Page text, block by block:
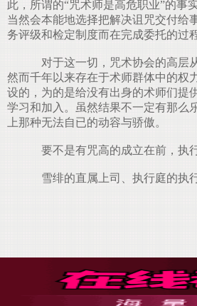
此，所谓的“咒术师是高危职业”的事
当然会本能地选择把解决诅咒交付给
务评级和检定制度而在完成委托的过
对于这一切，咒术协会的高层
然而千年以来存在于术师群体中的权
设的，为的是给没有出身的术师们提
学习和加入。虽然结果不一定有那么
上那种无法自已的动容与骄傲。
要不是有咒高的成立在前，执
雪绯的直属上司、执行庭的执